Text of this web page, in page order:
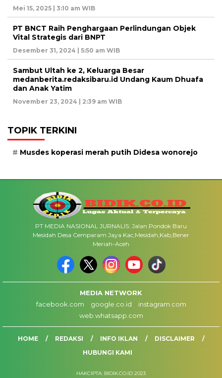
Mei 15, 2025 | 3:10 am WIB
PT BNCT Raih Penghargaan Perlindungan Objek
Vital Strategis dari BNPT
Desember 31, 2024 | 5:50 am WIB
Sambut Ultah ke 2, Keluarga Besar
medanberita.redaksibaru.id Undang Kaum Dhuafa
dan Anak Yatim
November 23, 2024 | 2:39 am WIB
TOPIK TERKINI
Musdes koperasi merah putih Didesa wonorejo
PT MEDIA NASIONAL JURNALIS: Jalan Pondok Baru
Mesidah Desa Cemparam Jaya Kac,Mesidah,Kab,Bener
Meriah-Aceh
MEDIA NETWORK
facebook.com
google.co.id
instagram.com
web.whatsapp.com
HOME REDAKSI INFO IKLAN
DISCLAIMER
HUBUNGI KAMI
HAKCIPTA: BIDIK.CO.ID 2023